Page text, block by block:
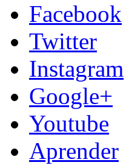
Facebook
Twitter
Instagram
Google+
Youtube
Aprender